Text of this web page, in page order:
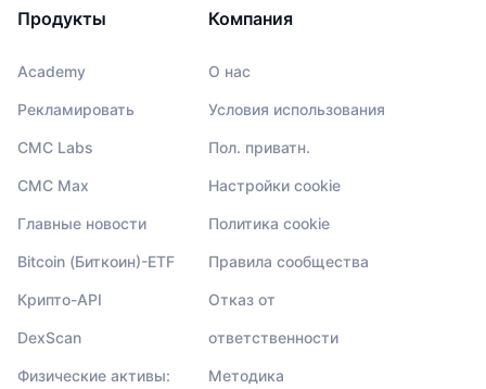
Продукты
Academy
Рекламировать
CMC Labs
CMC Max
Главные новости
Bitcoin (Биткоин)-ETF
Крипто-API
DexScan
Физические активы:
Компания
О нас
Условия использования
Пол. приватн.
Настройки cookie
Политика cookie
Правила сообщества
Отказ от
ответственности
Методика